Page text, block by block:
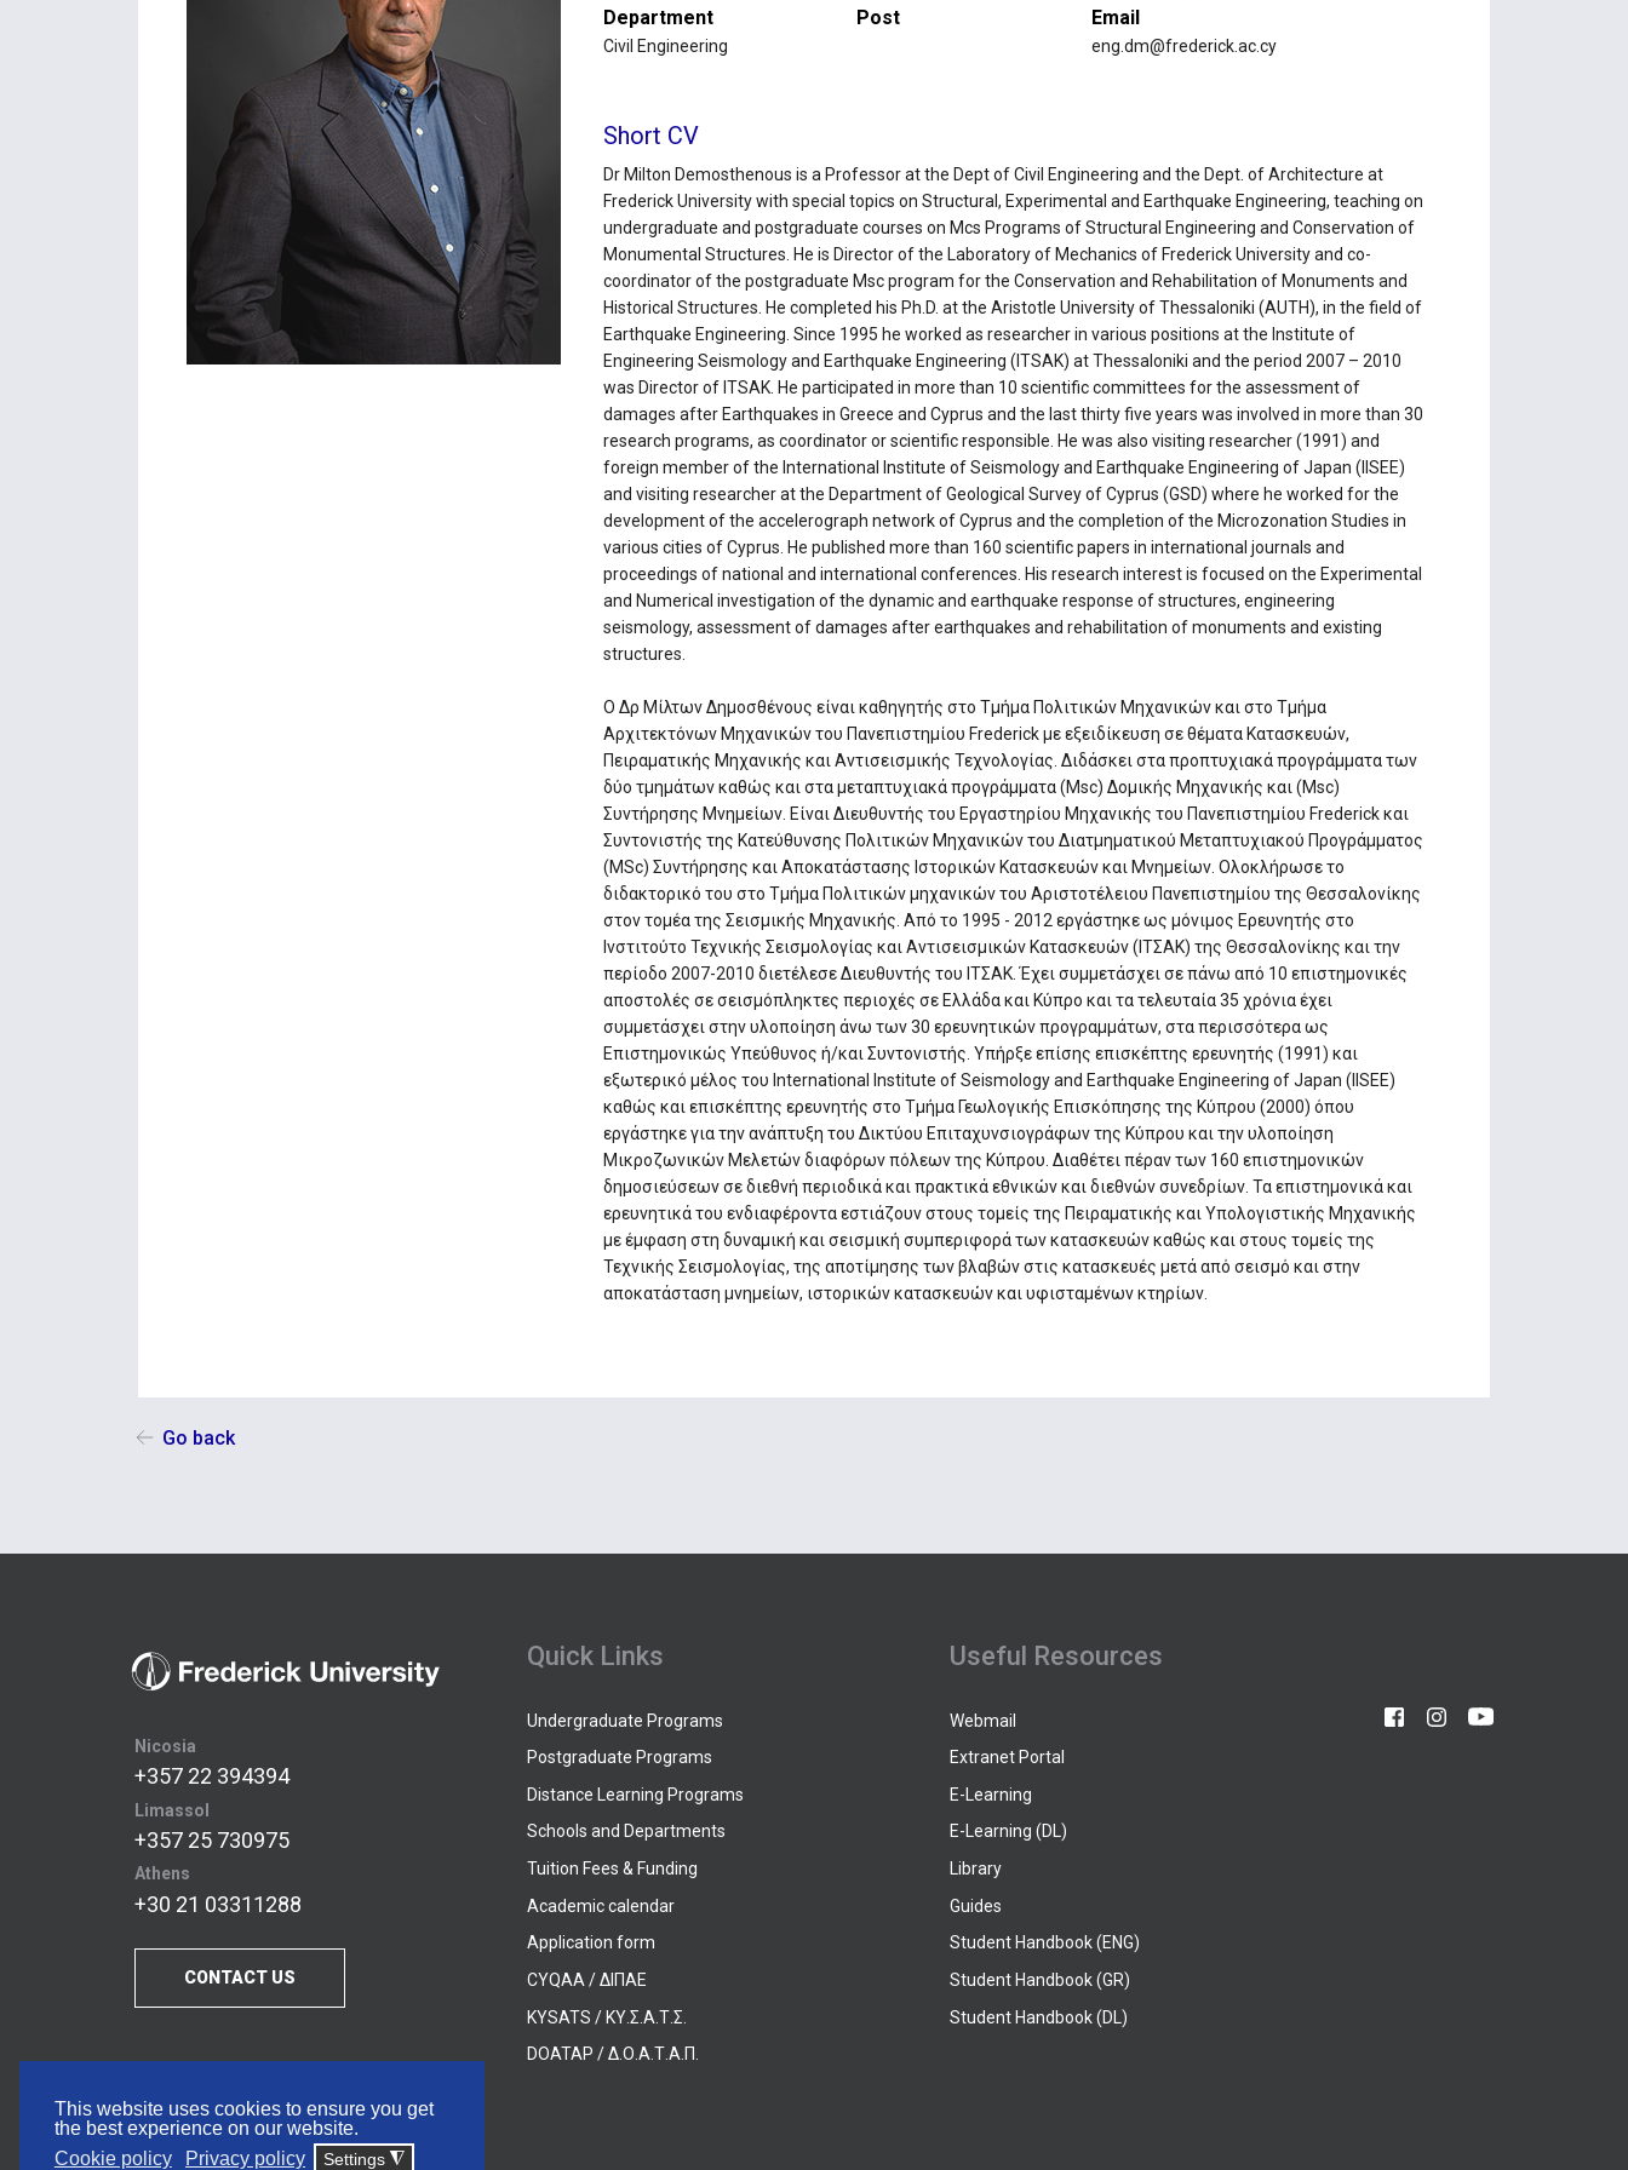
This website uses cookies to ensure you get
the best experience on our website.
Cookie policy
Privacy policy Settings ◮
Department
Civil Engineering
Post Email
eng.dm@frederick.ac.cy
Short CV
Dr Milton Demosthenous is a Professor at the Dept of Civil Engineering and the Dept. of Architecture at
Frederick University with special topics on Structural, Experimental and Earthquake Engineering, teaching on
undergraduate and postgraduate courses on Mcs Programs of Structural Engineering and Conservation of
Monumental Structures. He is Director of the Laboratory of Mechanics of Frederick University and co-
coordinator of the postgraduate Msc program for the Conservation and Rehabilitation of Monuments and
Historical Structures. He completed his Ph.D. at the Aristotle University of Thessaloniki (AUTH), in the field of
Earthquake Engineering. Since 1995 he worked as researcher in various positions at the Institute of
Engineering Seismology and Earthquake Engineering (ITSAK) at Thessaloniki and the period 2007 – 2010
was Director of ITSAK. He participated in more than 10 scientific committees for the assessment of
damages after Earthquakes in Greece and Cyprus and the last thirty five years was involved in more than 30
research programs, as coordinator or scientific responsible. He was also visiting researcher (1991) and
foreign member of the International Institute of Seismology and Earthquake Engineering of Japan (IISEE)
and visiting researcher at the Department of Geological Survey of Cyprus (GSD) where he worked for the
development of the accelerograph network of Cyprus and the completion of the Microzonation Studies in
various cities of Cyprus. He published more than 160 scientific papers in international journals and
proceedings of national and international conferences. His research interest is focused on the Experimental
and Numerical investigation of the dynamic and earthquake response of structures, engineering
seismology, assessment of damages after earthquakes and rehabilitation of monuments and existing
structures.
Ο Δρ Μίλτων Δημοσθένους είναι καθηγητής στο Τμήμα Πολιτικών Μηχανικών και στο Τμήμα
Αρχιτεκτόνων Μηχανικών του Πανεπιστημίου Frederick με εξειδίκευση σε θέματα Κατασκευών,
Πειραματικής Μηχανικής και Αντισεισμικής Τεχνολογίας. Διδάσκει στα προπτυχιακά προγράμματα των
δύο τμημάτων καθώς και στα μεταπτυχιακά προγράμματα (Msc) Δομικής Μηχανικής και (Msc)
Συντήρησης Μνημείων. Είναι Διευθυντής του Εργαστηρίου Μηχανικής του Πανεπιστημίου Frederick και
Συντονιστής της Κατεύθυνσης Πολιτικών Μηχανικών του Διατμηματικού Μεταπτυχιακού Προγράμματος
(MSc) Συντήρησης και Αποκατάστασης Ιστορικών Κατασκευών και Μνημείων. Ολοκλήρωσε το
διδακτορικό του στο Τμήμα Πολιτικών μηχανικών του Αριστοτέλειου Πανεπιστημίου της Θεσσαλονίκης
στον τομέα της Σεισμικής Μηχανικής. Από το 1995 - 2012 εργάστηκε ως μόνιμος Ερευνητής στο
Ινστιτούτο Τεχνικής Σεισμολογίας και Αντισεισμικών Κατασκευών (ΙΤΣΑΚ) της Θεσσαλονίκης και την
περίοδο 2007-2010 διετέλεσε Διευθυντής του ΙΤΣΑΚ. Έχει συμμετάσχει σε πάνω από 10 επιστημονικές
αποστολές σε σεισμόπληκτες περιοχές σε Ελλάδα και Κύπρο και τα τελευταία 35 χρόνια έχει
συμμετάσχει στην υλοποίηση άνω των 30 ερευνητικών προγραμμάτων, στα περισσότερα ως
Επιστημονικώς Υπεύθυνος ή/και Συντονιστής. Υπήρξε επίσης επισκέπτης ερευνητής (1991) και
εξωτερικό μέλος του International Institute of Seismology and Earthquake Engineering of Japan (IISEE)
καθώς και επισκέπτης ερευνητής στο Τμήμα Γεωλογικής Επισκόπησης της Κύπρου (2000) όπου
εργάστηκε για την ανάπτυξη του Δικτύου Επιταχυνσιογράφων της Κύπρου και την υλοποίηση
Μικροζωνικών Μελετών διαφόρων πόλεων της Κύπρου. Διαθέτει πέραν των 160 επιστημονικών
δημοσιεύσεων σε διεθνή περιοδικά και πρακτικά εθνικών και διεθνών συνεδρίων. Τα επιστημονικά και
ερευνητικά του ενδιαφέροντα εστιάζουν στους τομείς της Πειραματικής και Υπολογιστικής Μηχανικής
με έμφαση στη δυναμική και σεισμική συμπεριφορά των κατασκευών καθώς και στους τομείς της
Τεχνικής Σεισμολογίας, της αποτίμησης των βλαβών στις κατασκευές μετά από σεισμό και στην
αποκατάσταση μνημείων, ιστορικών κατασκευών και υφισταμένων κτηρίων.
Go back
Nicosia
+357 22 394394
Limassol
+357 25 730975
Athens
+30 21 03311288
CONTACT US
Quick Links
Undergraduate Programs
Postgraduate Programs
Distance Learning Programs
Schools and Departments
Tuition Fees & Funding
Academic calendar
Application form
CYQAA / ΔΙΠΑΕ
KYSATS / ΚΥ.Σ.Α.Τ.Σ.
DOATAP / Δ.Ο.Α.Τ.Α.Π.
Useful Resources
Webmail
Extranet Portal
E-Learning
E-Learning (DL)
Library
Guides
Student Handbook (ENG)
Student Handbook (GR)
Student Handbook (DL)